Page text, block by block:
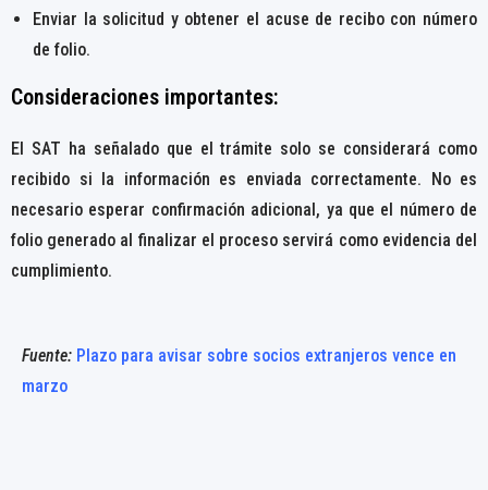
Enviar la solicitud y obtener el acuse de recibo con número
de folio.
Consideraciones importantes:
El SAT ha señalado que el trámite solo se considerará como
recibido si la información es enviada correctamente. No es
necesario esperar confirmación adicional, ya que el número de
folio generado al finalizar el proceso servirá como evidencia del
cumplimiento.
Fuente: Plazo para avisar sobre socios extranjeros vence en
marzo